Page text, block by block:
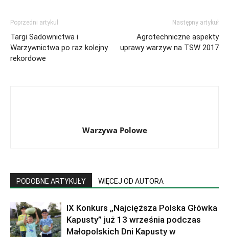
Poprzedni artykuł
Targi Sadownictwa i
Warzywnictwa po raz kolejny
rekordowe
Następny artykuł
Agrotechniczne aspekty
uprawy warzyw na TSW 2017
Warzywa Polowe
PODOBNE ARTYKUŁY WIĘCEJ OD AUTORA
IX Konkurs „Najcięższa Polska Główka
Kapusty” już 13 września podczas
Małopolskich Dni Kapusty w